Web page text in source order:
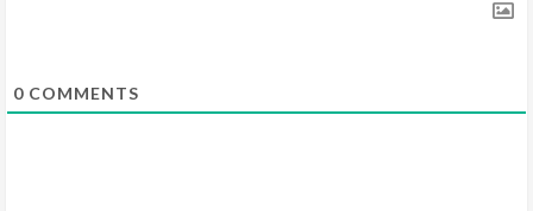
0 COMMENTS